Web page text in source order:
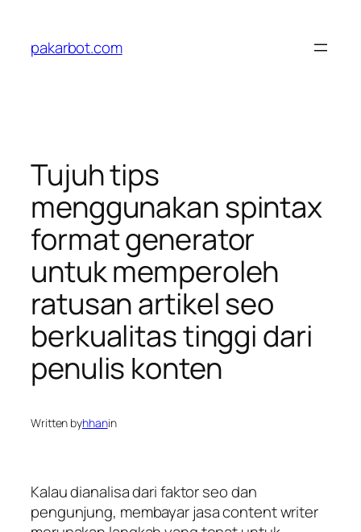
content
pakarbot.com
Tujuh tips
menggunakan spintax
format generator
untuk memperoleh
ratusan artikel seo
berkualitas tinggi dari
penulis konten
Written byhhanin
Kalau dianalisa dari faktor seo dan
pengunjung, membayar jasa content writer